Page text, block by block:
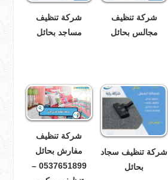
شركة تنظيف
مجالس بحائل
شركة تنظيف
مساجد بحائل
شركة تنظيف سجاد
بحائل
شركة تنظيف
مفارش بحائل
0537651899 –